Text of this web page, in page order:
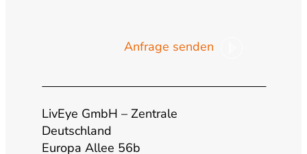
u
t
s
t
e
k
Anfrage senden
LivEye GmbH – Zentrale
Deutschland
Europa Allee 56b